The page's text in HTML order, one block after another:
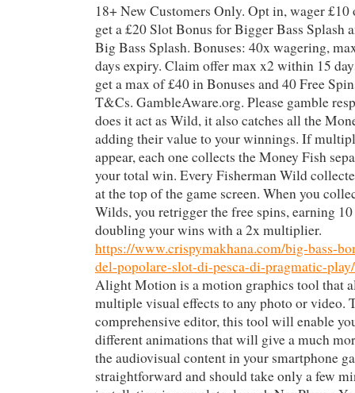
18+ New Customers Only. Opt in, wager £10
get a £20 Slot Bonus for Bigger Bass Splash
Big Bass Splash. Bonuses: 40x wagering,
days expiry. Claim offer max x2 within 15
get a max of £40 in Bonuses and 40 Free
T&Cs. GambleAware.org. Please gamble
does it act as Wild, it also catches all the
adding their value to your winnings. If
appear, each one collects the Money Fish
your total win. Every Fisherman Wild
at the top of the game screen. When you
Wilds, you retrigger the free spins, earning
doubling your wins with a 2x multiplier.
https://www.crispymakhana.com/big-bass-
del-popolare-slot-di-pesca-di-pragmatic-play/
Alight Motion is a motion graphics tool that
multiple visual effects to any photo or video.
comprehensive editor, this tool will enable
different animations that will give a much
the audiovisual content in your smartphone
straightforward and should take only a few